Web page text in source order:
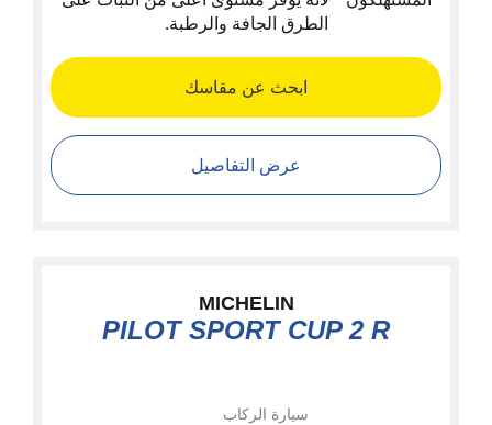
الطرق الجافة والرطبة.
ابحث عن مقاسك
عرض التفاصيل
MICHELIN
PILOT SPORT CUP 2 R
سيارة الركاب